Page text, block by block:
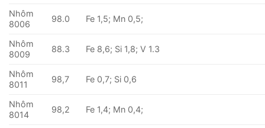
Nhôm
8006
98.0 Fe 1,5; Mn 0,5;
Nhôm
8009
88.3 Fe 8,6; Si 1,8; V 1.3
Nhôm
8011
98,7 Fe 0,7; Si 0,6
Nhôm
8014
98,2 Fe 1,4; Mn 0,4;